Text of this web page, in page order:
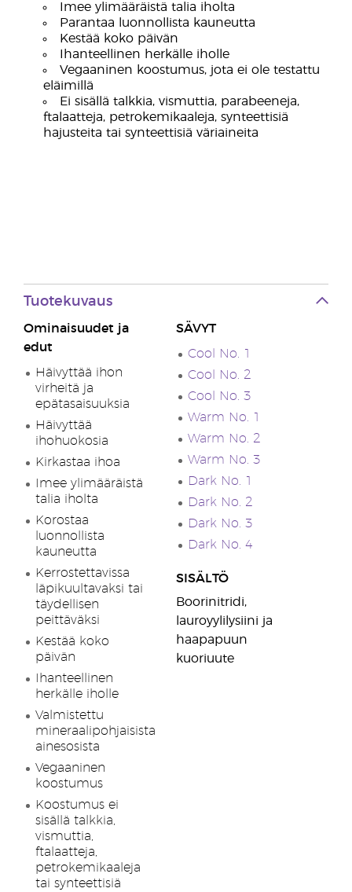
Imee ylimääräistä talia iholta
Parantaa luonnollista kauneutta
Kestää koko päivän
Ihanteellinen herkälle iholle
Vegaaninen koostumus, jota ei ole testattu
eläimillä
Ei sisällä talkkia, vismuttia, parabeeneja,
ftalaatteja, petrokemikaaleja, synteettisiä
hajusteita tai synteettisiä väriaineita
Tuotekuvaus
Ominaisuudet ja
edut
Häivyttää ihon
virheitä ja
epätasaisuuksia
Häivyttää
ihohuokosia
Kirkastaa ihoa
Imee ylimääräistä
talia iholta
Korostaa
luonnollista
kauneutta
Kerrostettavissa
läpikuultavaksi tai
täydellisen
peittäväksi
Kestää koko
päivän
Ihanteellinen
herkälle iholle
Valmistettu
mineraalipohjaisista
ainesosista
Vegaaninen
koostumus
Koostumus ei
sisällä talkkia,
vismuttia,
ftalaatteja,
petrokemikaaleja
tai synteettisiä
SÄVYT
Cool No. 1
Cool No. 2
Cool No. 3
Warm No. 1
Warm No. 2
Warm No. 3
Dark No. 1
Dark No. 2
Dark No. 3
Dark No. 4
SISÄLTÖ
Boorinitridi,
lauroyylilysiini ja
haapapuun
kuoriuute